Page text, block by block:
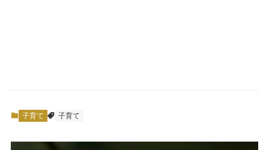
子育て 子育て